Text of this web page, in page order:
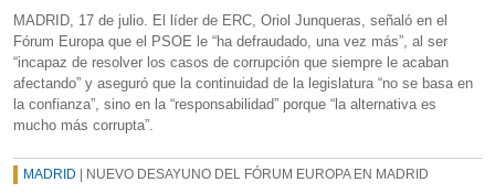
MADRID, 17 de julio. El líder de ERC, Oriol Junqueras, señaló en el
Fórum Europa que el PSOE le “ha defraudado, una vez más”, al ser
“incapaz de resolver los casos de corrupción que siempre le acaban
afectando” y aseguró que la continuidad de la legislatura “no se basa en
la confianza”, sino en la “responsabilidad” porque “la alternativa es
mucho más corrupta”.
MADRID | NUEVO DESAYUNO DEL FÓRUM EUROPA EN MADRID